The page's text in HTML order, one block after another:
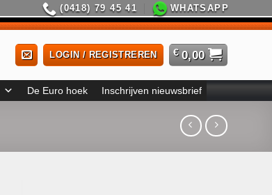
(0418) 79 45 41 WHATSAPP
LOGIN / REGISTREREN € 0,00
De Euro hoek Inschrijven nieuwsbrief